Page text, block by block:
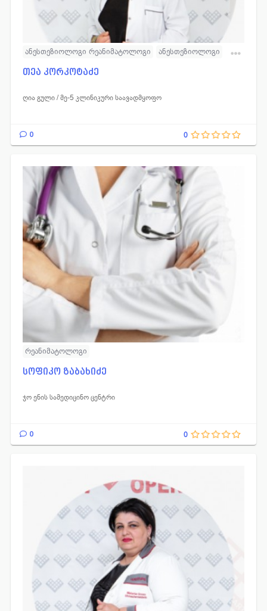
ანესთეზიოლოგი რეანიმატოლოგი
ანესთეზიოლოგი
რეანიმატოლოგი
თეა კორკოტაძე
ღია გული / მე-5 კლინიკური საავადმყოფო
0 0
რეანიმატოლოგი
სოფიკო ზაბახიძე
ჯო ენის სამედიცინო ცენტრი
0 0